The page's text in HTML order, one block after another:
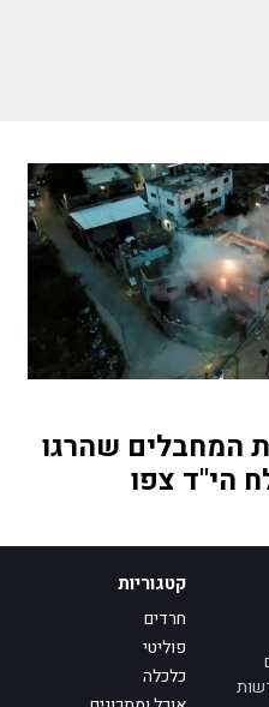
המחבלים שהרגו
הי"ד צפו
קטגוריות
חרדים
פוליטי
כלכלה